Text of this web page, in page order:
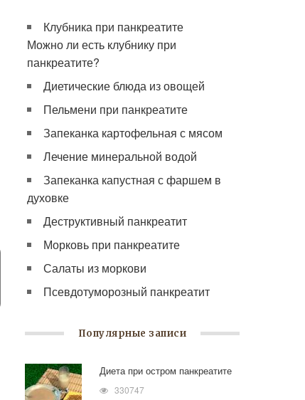
Клубника при панкреатите
Можно ли есть клубнику при
панкреатите?
Диетические блюда из овощей
Пельмени при панкреатите
Запеканка картофельная с мясом
Лечение минеральной водой
Запеканка капустная с фаршем в
духовке
Деструктивный панкреатит
Морковь при панкреатите
Салаты из моркови
Псевдотуморозный панкреатит
Популярные записи
Диета при остром панкреатите
330747